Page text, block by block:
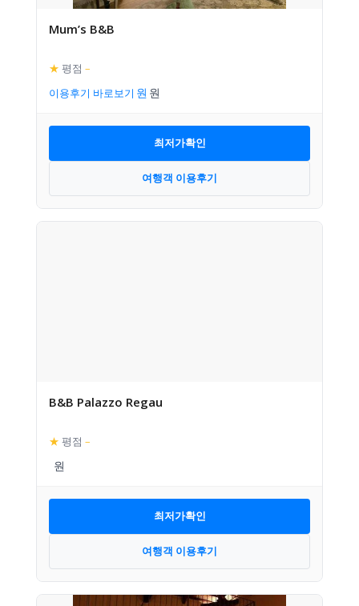
Mum’s B&B
★ 평점 –
이용후기 바로보기
최저가확인
여행객 이용후기
B&B Palazzo Regau
★ 평점 –
최저가확인
여행객 이용후기